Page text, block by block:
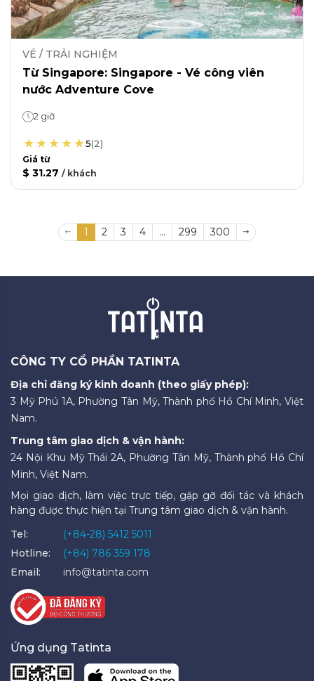
VÉ / TRẢI NGHIỆM
Từ Singapore: Singapore - Vé công viên
nước Adventure Cove
2 giờ
5(2)
Giá từ
$ 31.27 / khách
1 2 3 4 ... 299 300
CÔNG TY CỔ PHẦN TATINTA
Địa chỉ đăng ký kinh doanh (theo giấy phép):
3 Mỹ Phú 1A, Phường Tân Mỹ, Thành phố Hồ Chí Minh, Việt
Nam.
Trung tâm giao dịch & vận hành:
24 Nội Khu Mỹ Thái 2A, Phường Tân Mỹ, Thành phố Hồ Chí
Minh, Việt Nam.
Mọi giao dịch, làm việc trực tiếp, gặp gỡ đối tác và khách
hàng được thực hiện tại Trung tâm giao dịch & vận hành.
Tel:
(+84-28) 5412 5011
Hotline:
(+84) 786 359 178
Email:
info@tatinta.com
Ứng dụng Tatinta